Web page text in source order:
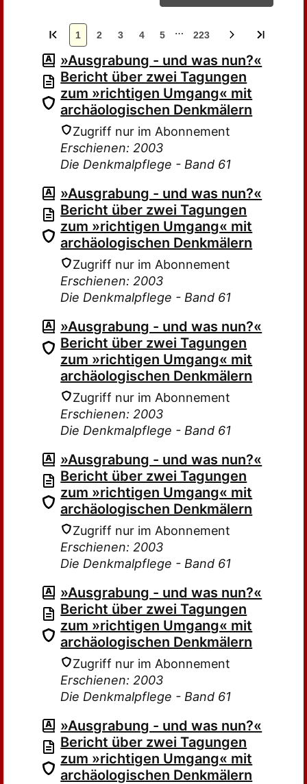
1 2 3 4 5 … 223
»Ausgrabung - und was nun?«
Bericht über zwei Tagungen
zum »richtigen Umgang« mit
archäologischen Denkmälern
Zugriff nur im Abonnement
Erschienen: 2003
Die Denkmalpflege - Band 61
»Ausgrabung - und was nun?«
Bericht über zwei Tagungen
zum »richtigen Umgang« mit
archäologischen Denkmälern
Zugriff nur im Abonnement
Erschienen: 2003
Die Denkmalpflege - Band 61
»Ausgrabung - und was nun?«
Bericht über zwei Tagungen
zum »richtigen Umgang« mit
archäologischen Denkmälern
Zugriff nur im Abonnement
Erschienen: 2003
Die Denkmalpflege - Band 61
»Ausgrabung - und was nun?«
Bericht über zwei Tagungen
zum »richtigen Umgang« mit
archäologischen Denkmälern
Zugriff nur im Abonnement
Erschienen: 2003
Die Denkmalpflege - Band 61
»Ausgrabung - und was nun?«
Bericht über zwei Tagungen
zum »richtigen Umgang« mit
archäologischen Denkmälern
Zugriff nur im Abonnement
Erschienen: 2003
Die Denkmalpflege - Band 61
»Ausgrabung - und was nun?«
Bericht über zwei Tagungen
zum »richtigen Umgang« mit
archäologischen Denkmälern